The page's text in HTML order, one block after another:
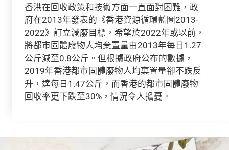
香港在回收政策和技術方面一直面對困難，政
府在2013年發表的《香港資源循環藍圖2013-
2022》訂立減廢目標，希望於2022年或以前，
將都市固體廢物人均棄置量由2013年每日1.27
公斤減至0.8公斤。但根據政府公布的數據，
2019年香港都市固體廢物人均棄置量卻不跌反
升，達每日1.47公斤，而香港的都市固體廢物
回收率更下跌至30%，情況令人擔憂。